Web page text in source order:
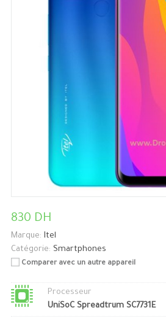
830 DH
Marque: Itel
Catégorie: Smartphones
Comparer avec un autre appareil
Processeur
UniSoC Spreadtrum SC7731E